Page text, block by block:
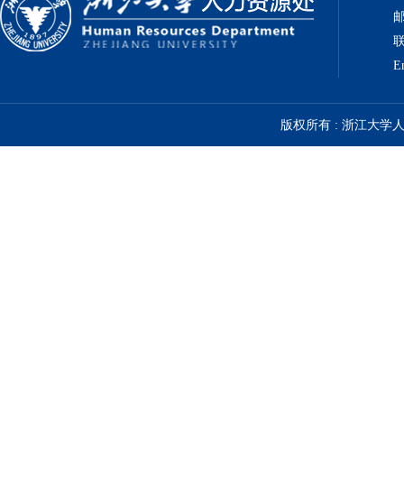
版权所有 : 浙江大